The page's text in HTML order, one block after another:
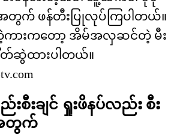
တွက် ဖန်တီးပြုလုပ်ကြပါတယ်။
ားကတော့ အိမ်အလှဆင်တဲ့ မီး
ဆွဲထားပါတယ်။
းစီးချင် ရှုးဖိနပ်လည်း စီး
အတွက်